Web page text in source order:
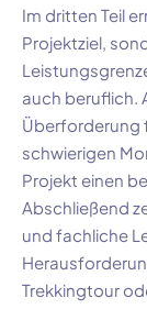
Im dritten Teil
Projektziel,
auch beruflich.
Überforderung
schwierigen
Projekt einen
Abschließend
und fachliche
Trekkingtour